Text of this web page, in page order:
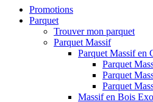
Promotions
Parquet
Trouver mon parquet
Parquet Massif
Parquet Massif en
Parquet
Parquet
Parquet
Massif en Bois